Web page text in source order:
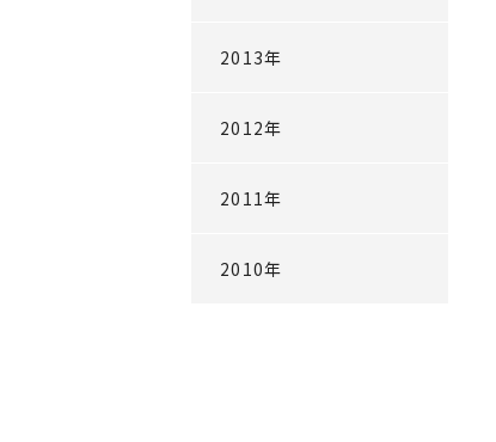
2013年
2012年
2011年
2010年